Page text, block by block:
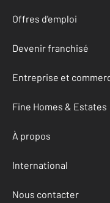
Offres d'emploi
Devenir franchisé
Entreprise et
Fine Homes & Estates
À propos
International
Nous contacter